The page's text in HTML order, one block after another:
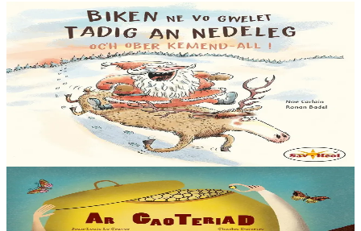
6 vloaz hag ouzhpenn
Sav-heol
Biken ne vo gwelet Tadig an Nedeleg oc'h ober
kemend-all !
Biken ne vo gwelet Tadig an Nedeleg oc'h ober kemend-all ! Biken
ne gaso profoù Nedeleg d’ar vugale da Bask. Biken ne zebro ar
gwastilli chomet war-lerc’h ar...
6 vloaz hag ouzhpenn
Sav-heol
Ar gaoteriad aour